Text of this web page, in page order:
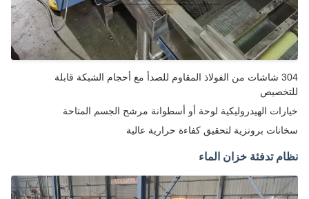
304 شاشات من الفولاذ المقاوم للصدأ مع أحجام الشبكة قابلة
الهيدروليكية لوحة أو أسطوانة مرشح الجسم المتاحة
برونزية لتحقيق كفاءة حرارية عالية
تدفئة خزان الماء